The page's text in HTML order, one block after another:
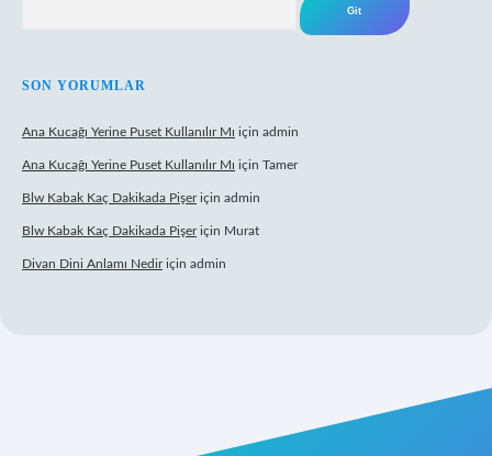
SON YORUMLAR
Ana Kucağı Yerine Puset Kullanılır Mı için admin
Ana Kucağı Yerine Puset Kullanılır Mı için Tamer
Blw Kabak Kaç Dakikada Pişeriçin admin
Blw Kabak Kaç Dakikada Pişeriçin Murat
Divan Dini Anlamı Nediriçin admin